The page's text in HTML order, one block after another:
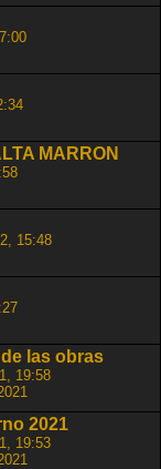
MARRON
15:48
las obras
19:58
2021
19:53